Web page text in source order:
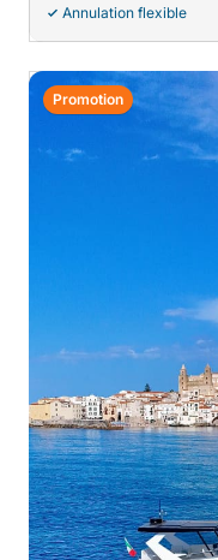
Annulation flexible
Promotion